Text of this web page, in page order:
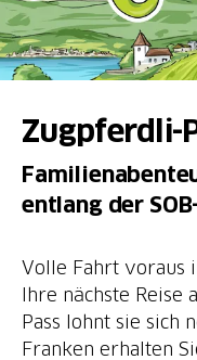
Zugpferdli-
entlang der
Volle Fahrt voraus
Ihre nächste Reise
Pass lohnt sie sich
Franken erhalten